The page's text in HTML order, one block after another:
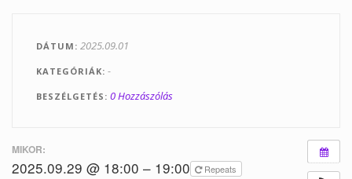
Kapcsolat
DÁTUM 2025.09.01
KATEGÓRIÁK -
BESZÉLGETÉS 0 Hozzászólás
MIKOR:
2025.09.29 @ 18:00 – 19:00 Repeats